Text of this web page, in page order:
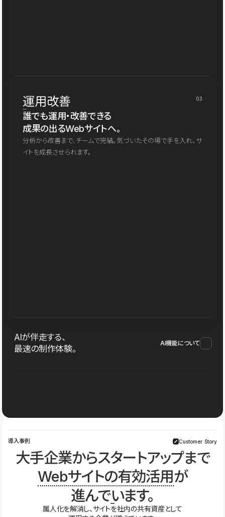
運用改善 03
誰でも運用・改善できる
成果の出るWebサイトへ。
分析から改善まで、チームで完結。気づいたその場で手を入れ、サ
イトを成長させられます。
AIが伴走する、
最速の制作体験。
AI機能について
導入事例 Customer Story
大手企業からスタートアップまで
Webサイトの有効活用が
進んでいます。
属人化を解消し、サイトを社内の共有資産として